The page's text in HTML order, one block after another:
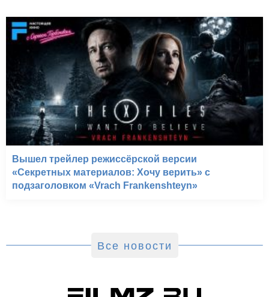
Вышел трейлер режиссёрской версии
«Секретных материалов: Хочу верить» с
подзаголовком «Vrach Frankenshteyn»
Все новости